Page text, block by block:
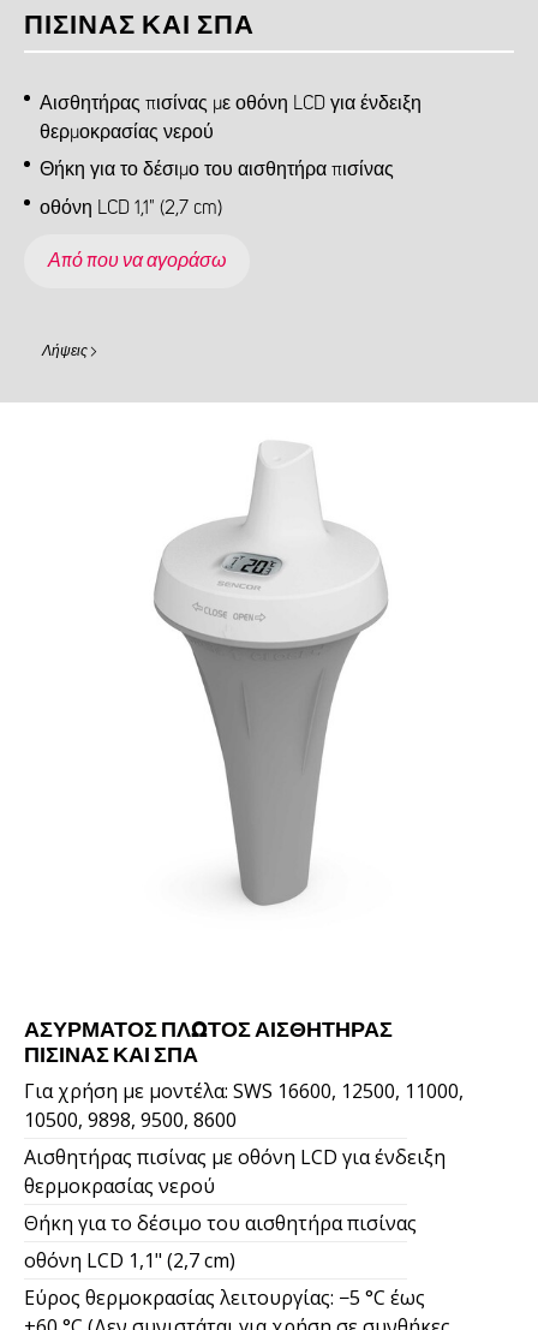
ΑΣΎΡΜΑΤΟΣ ΠΛΩΤΌΣ ΑΙΣΘΗΤΉΡΑΣ
ΠΙΣΊΝΑΣ ΚΑΙ ΣΠΑ
Αισθητήρας πισίνας με οθόνη LCD για ένδειξη
θερμοκρασίας νερού
Θήκη για το δέσιμο του αισθητήρα πισίνας
ΑΣΎΡΜΑΤΟΣ ΠΛΩΤΌΣ ΑΙΣΘΗΤΉΡΑΣ
ΠΙΣΊΝΑΣ ΚΑΙ ΣΠΑ
Για χρήση με μοντέλα: SWS 16600, 12500, 11000,
10500, 9898, 9500, 8600
Αισθητήρας πισίνας με οθόνη LCD για ένδειξη
θερμοκρασίας νερού
Θήκη για το δέσιμο του αισθητήρα πισίνας
οθόνη LCD 1,1" (2,7 cm)